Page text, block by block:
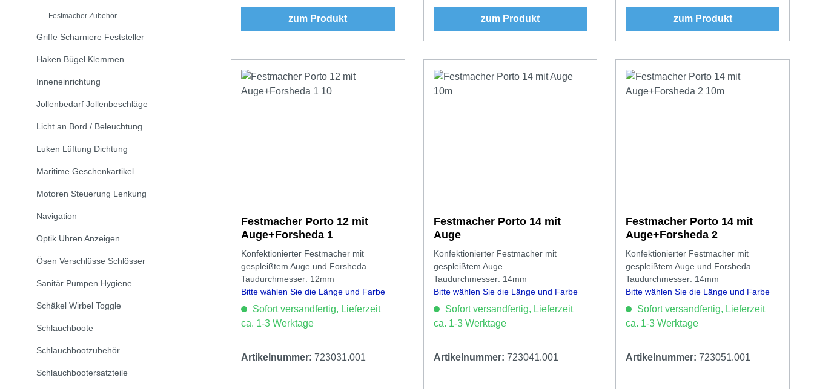
Festmacher Zubehör
Griffe Scharniere Feststeller
Haken Bügel Klemmen
Inneneinrichtung
Jollenbedarf Jollenbeschläge
Licht an Bord / Beleuchtung
Luken Lüftung Dichtung
Maritime Geschenkartikel
Motoren Steuerung Lenkung
Navigation
Optik Uhren Anzeigen
Ösen Verschlüsse Schlösser
Sanitär Pumpen Hygiene
Schäkel Wirbel Toggle
Schlauchboote
Schlauchbootzubehör
Schlauchbootersatzteile
zum Produkt zum Produkt zum Produkt
Festmacher Porto 12 mit
Auge+Forsheda 1
Konfektionierter Festmacher mit
gespleißtem Auge und Forsheda
Taudurchmesser: 12mm
Bitte wählen Sie die Länge und Farbe
aus.Sofort versandfertig, Lieferzeit
ca. 1-3 Werktage
Artikelnummer: 723031.001
Festmacher Porto 14 mit
Auge
Konfektionierter Festmacher mit
gespleißtem Auge
Taudurchmesser: 14mm
Bitte wählen Sie die Länge und Farbe
aus.Sofort versandfertig, Lieferzeit
ca. 1-3 Werktage
Artikelnummer: 723041.001
Festmacher Porto 14 mit
Auge+Forsheda 2
Konfektionierter Festmacher mit
gespleißtem Auge und Forsheda
Taudurchmesser: 14mm
Bitte wählen Sie die Länge und Farbe
aus.Sofort versandfertig, Lieferzeit
ca. 1-3 Werktage
Artikelnummer:723051.001